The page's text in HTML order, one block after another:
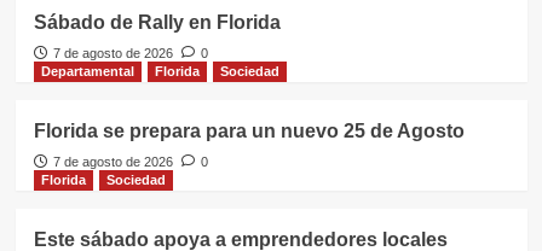
Sábado de Rally en Florida
7 de agosto de 2026
0
Departamental
Florida Sociedad
Florida se prepara para un nuevo 25 de Agosto
7 de agosto de 2026
0
Florida
Sociedad
Este sábado apoya a emprendedores locales